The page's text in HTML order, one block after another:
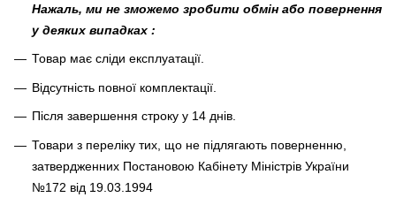
Нажаль, ми не зможемо зробити обмін або повернення
у деяких випадках :
Товар має сліди експлуатації.
Відсутність повної комплектації.
Після завершення строку у 14 днів.
Товари з переліку тих, що не підлягають поверненню,
затвердженних Постановою Кабінету Міністрів України
№172 від 19.03.1994